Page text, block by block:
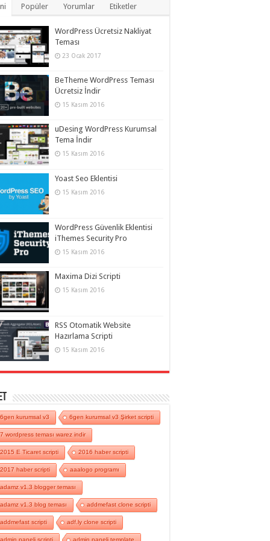
Popüler Yorumlar Etiketler
WordPress Ücretsiz Nakliyat
Teması
23 Ocak 2017
BeTheme WordPress Teması
Ücretsiz İndir
15 Kasım 2016
uDesing WordPress Kurumsal
Tema İndir
15 Kasım 2016
Yoast Seo Eklentisi
15 Kasım 2016
WordPress Güvenlik Eklentisi
iThemes Security Pro
15 Kasım 2016
Maxima Dizi Scripti
15 Kasım 2016
RSS Otomatik Website
Hazırlama Scripti
15 Kasım 2016
6gen kurumsal v3 6gen kurumsal v3 Şirket scripti
7 wordpress teması warez indir
2015 E Ticaret scripti 2016 haber scripti
2017 haber scripti aaalogo programı
adamz v1.3 blogger teması
adamz v1.3 blog teması addmefast clone scripti
addmefast scripti adf.ly clone scripti
admin paneli scripti admin paneli template